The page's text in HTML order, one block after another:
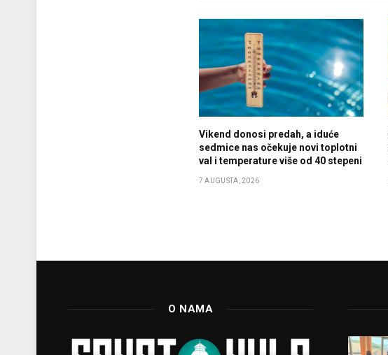
Vikend donosi predah, a iduće
sedmice nas očekuje novi toplotni
val i temperature više od 40 stepeni
7 AUGUSTA, 2026
O NAMA